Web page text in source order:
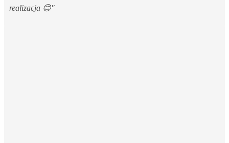
realizacja 😊"